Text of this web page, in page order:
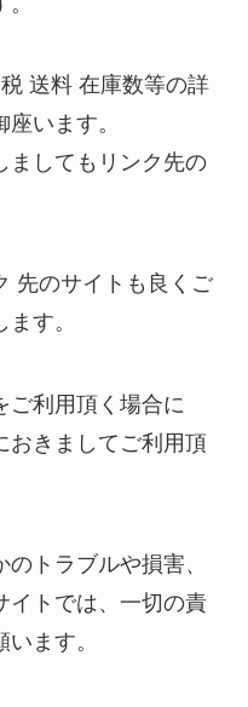
送料 在庫数等の詳
います。
ましてもリンク先の
先のサイトも良くご
す。
ご利用頂く場合に
おきましてご利用頂
トラブルや損害、
イトでは、一切の責
ます。